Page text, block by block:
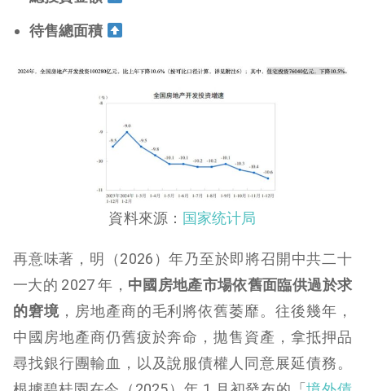
待售總面積
資料來源： 国家统计局
再意味著，明（2026）年乃至於即將召開中共二十
一大的 2027 年， 中國房地產市場依舊面臨供過於求
的窘境，房地產商的毛利將依舊萎靡。往後幾年，
中國房地產商仍舊疲於奔命，拋售資產，拿抵押品
尋找銀行團輸血，以及說服債權人同意展延債務。